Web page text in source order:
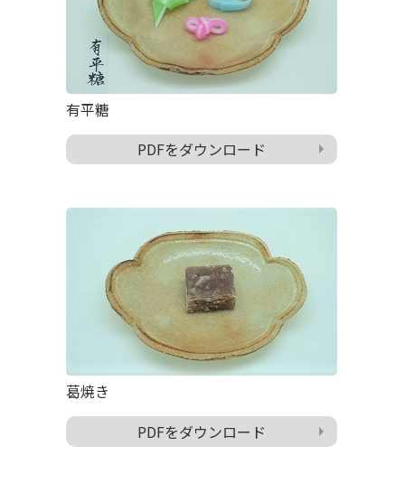
有平糖
PDFをダウンロード
葛焼き
PDFをダウンロード